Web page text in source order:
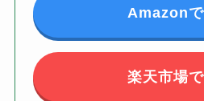
Amazon
楽天市場